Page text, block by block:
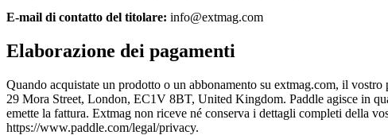
E-mail di contatto del titolare: info@extmag.com
Elaborazione dei pagamenti
Quando acquistate un prodotto o un abbonamento su extmag.com, il
29 Mora Street, London, EC1V 8BT, United Kingdom. Paddle agisce in
emette la fattura. Extmag non riceve né conserva i dettagli completi della
https://www.paddle.com/legal/privacy.